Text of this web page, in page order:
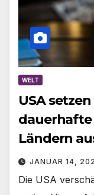
WELT
USA
dauerhafte
Ländern
JANUAR 14,
Die USA